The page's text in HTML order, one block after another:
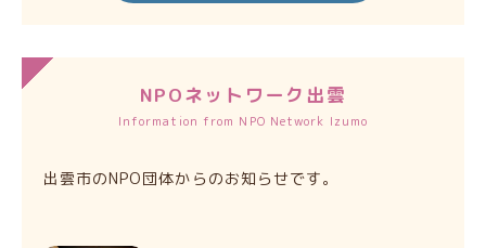
NPOネットワーク出雲
Information from NPO Network Izumo
出雲市のNPO団体からのお知らせです。